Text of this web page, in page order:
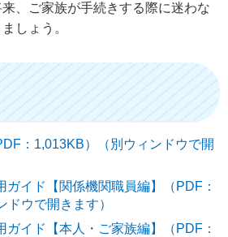
、ご家族が手続きする際に迷わな
しょう。
：1,013KB）（別ウィンドウで開
ガイド【関係機関職員編】（PDF：
ウで開きます）
ガイド【本人・ご家族編】（PDF：